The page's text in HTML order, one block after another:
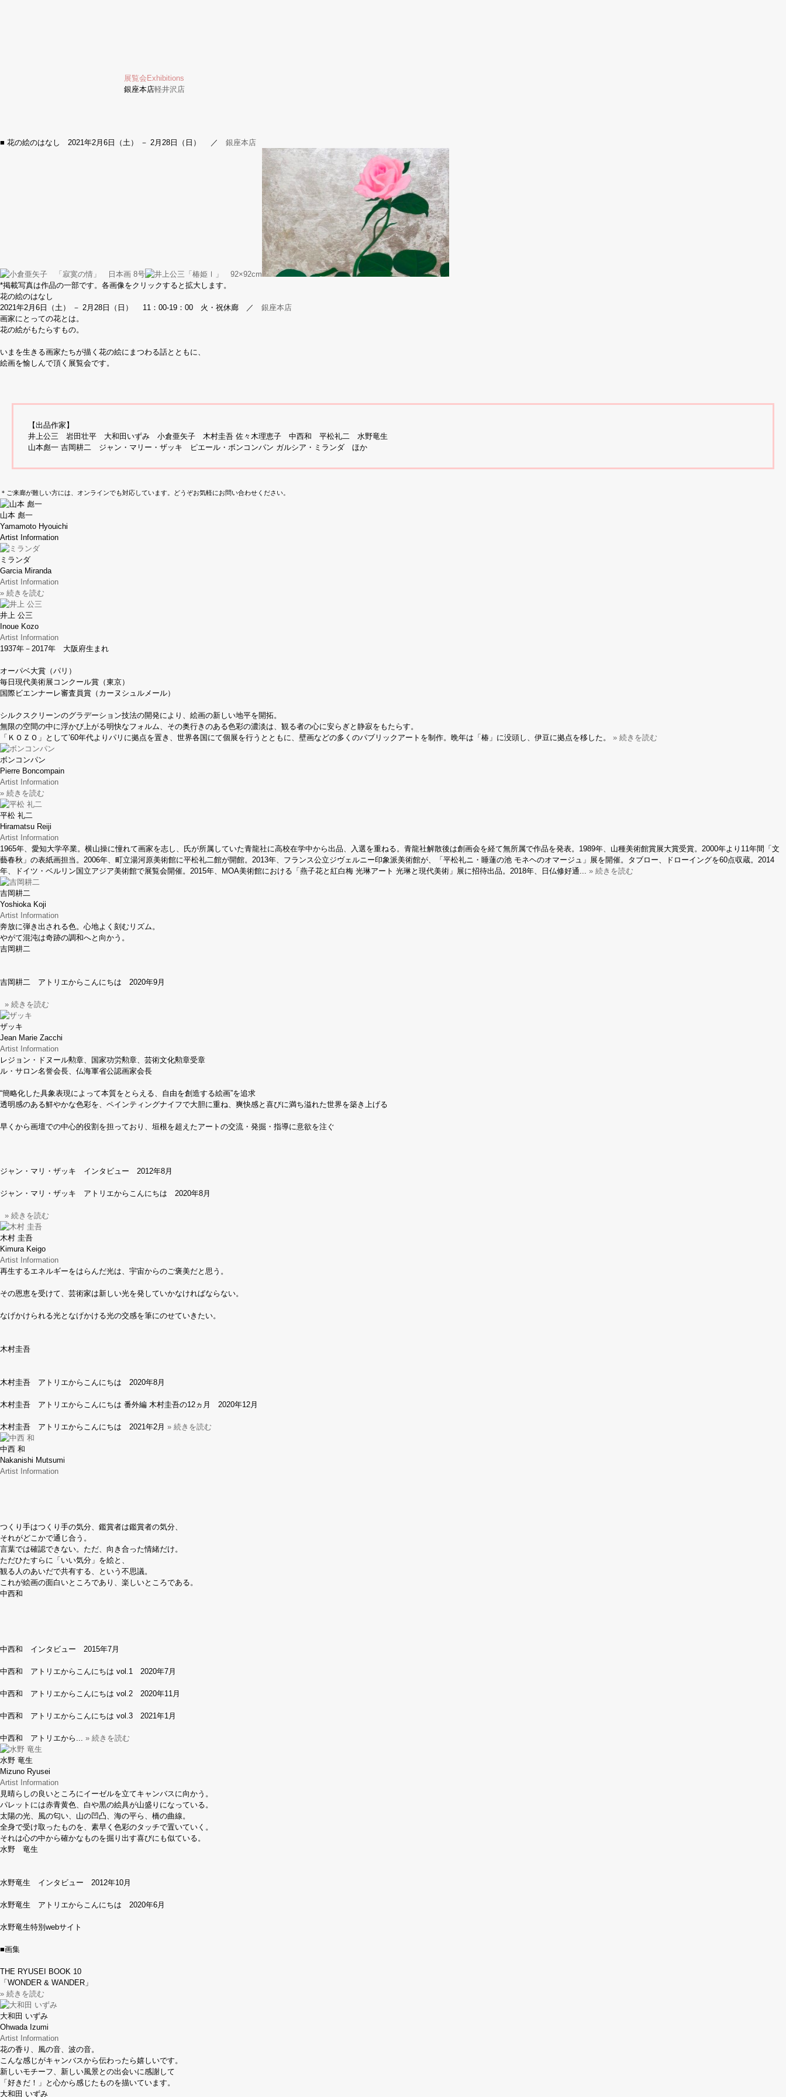
展覧会 Exhibitions
銀座本店軽井沢店
■ 花の絵のはなし 2021年2月6日（土） － 2月28日（日） ／ 銀座本店
*掲載写真は作品の一部です。各画像をクリックすると拡大します。
花の絵のはなし
2021年2月6日（土） － 2月28日（日）
11：00-19：00 火・祝休廊 ／ 銀座本店
画家にとっての花とは。
花の絵がもたらすもの。
いまを生きる画家たちが描く花の絵にまつわる話とともに、
絵画を愉しんで頂く展覧会です。
【出品作家】
井上公三 岩田壮平 大和田いずみ 小倉亜矢子 木村圭吾 佐々木理恵子 中西和 平松礼二 水野竜生
山本彪一 吉岡耕二 ジャン・マリー・ザッキ ピエール・ボンコンパン ガルシア・ミランダ ほか
＊ご来廊が難しい方には、オンラインでも対応しています。どうぞお気軽にお問い合わせください。
山本 彪一
Yamamoto Hyouichi
Artist Information
ミランダ
Garcia Miranda
Artist Information
» 続きを読む
井上 公三
Inoue Kozo
Artist Information
1937年－2017年 大阪府生まれ
オーパベ大賞（パリ）
毎日現代美術展コンクール賞（東京）
国際ビエンナーレ審査員賞（カーヌシュルメール）
シルクスクリーンのグラデーション技法の開発により、絵画の新しい地平を開拓。
無限の空間の中に浮かび上がる明快なフォルム、その奥行きのある色彩の濃淡は、観る者の心に安らぎと静寂をもたらす。
「ＫＯＺＯ」として’60年代よりパリに拠点を置き、世界各国にて個展を行うとともに、壁画などの多くのパブリックアートを制作。晩年は「椿」に没頭し、伊豆に拠点を移した。 » 続きを読む
ボンコンパン
Pierre Boncompain
Artist Information
» 続きを読む
平松 礼二
Hiramatsu Reiji
Artist Information
1965年、愛知大学卒業。横山操に憧れて画家を志し、氏が所属していた青龍社に高校在学中から出品、入選を重ねる。青龍社解散後は創画会を経て無所属で作品を発表。1989年、山種美術館賞展大賞受賞。2000年より11年間「文
藝春秋」の表紙画担当。2006年、町立湯河原美術館に平松礼二館が開館。2013年、フランス公立ジヴェルニー印象派美術館が、「平松礼ニ・睡蓮の池 モネヘのオマージュ」展を開催。タブロー、ドローイングを60点収蔵。2014
年、ドイツ・ベルリン国立アジア美術館で展覧会開催。2015年、MOA美術館における「燕子花と紅白梅 光琳アート 光琳と現代美術」展に招待出品。2018年、日仏修好通... » 続きを読む
吉岡耕二
Yoshioka Koji
Artist Information
奔放に弾き出される色。心地よく刻むリズム。
やがて混沌は奇跡の調和へと向かう。
吉岡耕二
吉岡耕二 アトリエからこんにちは 2020年9月
» 続きを読む
ザッキ
Jean Marie Zacchi
Artist Information
レジョン・ドヌール勲章、国家功労勲章、芸術文化勲章受章
ル・サロン名誉会長、仏海軍省公認画家会長
“簡略化した具象表現によって本質をとらえる、自由を創造する絵画”を追求
透明感のある鮮やかな色彩を、ペインティングナイフで大胆に重ね、爽快感と喜びに満ち溢れた世界を築き上げる
早くから画壇での中心的役割を担っており、垣根を超えたアートの交流・発掘・指導に意欲を注ぐ
ジャン・マリ・ザッキ インタビュー 2012年8月
ジャン・マリ・ザッキ アトリエからこんにちは 2020年8月
» 続きを読む
木村 圭吾
Kimura Keigo
Artist Information
再生するエネルギーをはらんだ光は、宇宙からのご褒美だと思う。
その恩恵を受けて、芸術家は新しい光を発していかなければならない。
なげかけられる光となげかける光の交感を筆にのせていきたい。
木村圭吾
木村圭吾 アトリエからこんにちは 2020年8月
木村圭吾 アトリエからこんにちは 番外編 木村圭吾の12ヵ月 2020年12月
木村圭吾 アトリエからこんにちは 2021年2月 » 続きを読む
中西 和
Nakanishi Mutsumi
Artist Information
つくり手はつくり手の気分、鑑賞者は鑑賞者の気分、
それがどこかで通じ合う。
言葉では確認できない。ただ、向き合った情緒だけ。
ただひたすらに「いい気分」を絵と、
観る人のあいだで共有する、という不思議。
これが絵画の面白いところであり、楽しいところである。
中西和
中西和 インタビュー 2015年7月
中西和 アトリエからこんにちは vol.1 2020年7月
中西和 アトリエからこんにちは vol.2 2020年11月
中西和 アトリエからこんにちは vol.3 2021年1月
中西和 アトリエから... » 続きを読む
水野 竜生
Mizuno Ryusei
Artist Information
見晴らしの良いところにイーゼルを立てキャンバスに向かう。
パレットには赤青黄色、白や黒の絵具が山盛りになっている。
太陽の光、風の匂い、山の凹凸、海の平ら、橋の曲線。
全身で受け取ったものを、素早く色彩のタッチで置いていく。
それは心の中から確かなものを掘り出す喜びにも似ている。
水野 竜生
水野竜生 インタビュー 2012年10月
水野竜生 アトリエからこんにちは 2020年6月
水野竜生特別webサイト
■画集
THE RYUSEI BOOK 10
「WONDER & WANDER」
» 続きを読む
大和田 いずみ
Ohwada Izumi
Artist Information
花の香り、風の音、波の音。
こんな感じがキャンバスから伝わったら嬉しいです。
新しいモチーフ、新しい風景との出会いに感謝して
「好きだ！」と心から感じたものを描いています。
大和田 いずみ